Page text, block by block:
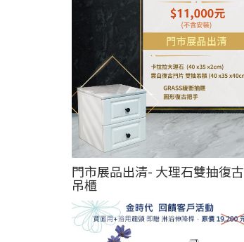
門市展品出清- 大理石雙抽復古
吊櫃